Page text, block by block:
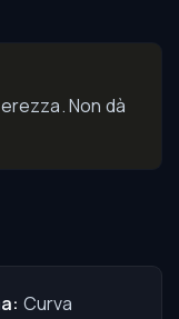
Non dà
Curva